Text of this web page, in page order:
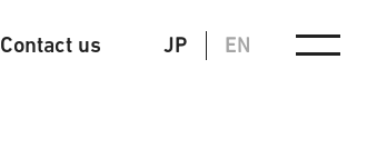
Contact us JP EN